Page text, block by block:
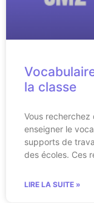
la classe
Vous
enseigner le
supports de
des écoles. Ces
LIRE LA SUITE »